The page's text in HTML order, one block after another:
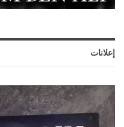
إعلانات